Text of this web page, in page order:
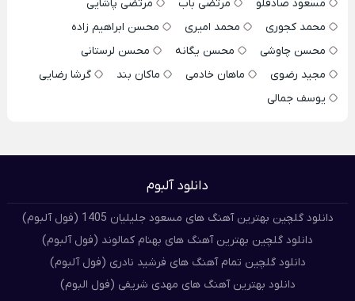
مسعود صادقلو
مرتضی باب
مرتضی پاشایی
محمد کجوری
محمد امیری
محسن ابراهیم زاده
محسن چاوشی
محسن یگانه
محسن لرستانی
مجید رضوی
ماهان خادمی ماکان بند
گرشا رضایی
یوسف جمالی
دانلود آلبوم
دانلود گلچین بهترین آهنگ های مسعود جلیلیان 1405 (فول آلبوم)
دانلود گلچین بهترین آهنگ های بهنام کمالوند (فول آلبوم)
دانلود گلچین تمام آهنگ های فرشید نادری (فول آلبوم)
دانلود بهترین آهنگ های مهدی شریفی (فول البوم)